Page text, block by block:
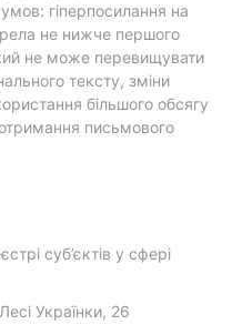
гіперпосилання на
не нижче першого
не може перевищувати
тексту, зміни
більшого обсягу
письмового
суб’єктів у сфері
Українки, 26